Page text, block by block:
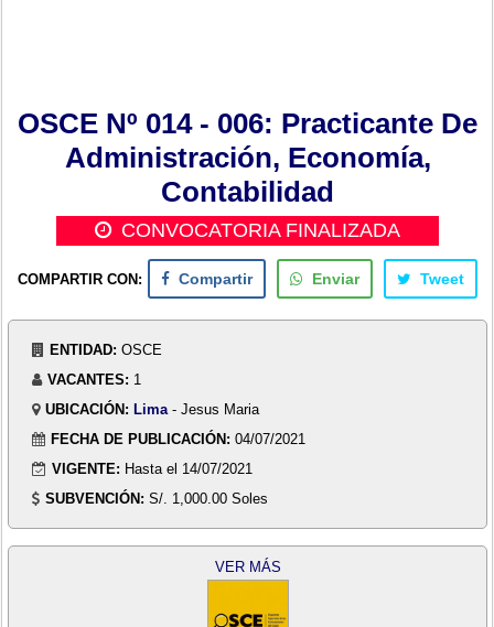
OSCE Nº 014 - 006: Practicante De
Administración, Economía,
Contabilidad
CONVOCATORIA FINALIZADA
COMPARTIR CON: Compartir Enviar Tweet
ENTIDAD: OSCE
VACANTES: 1
UBICACIÓN: Lima - Jesus Maria
FECHA DE PUBLICACIÓN: 04/07/2021
VIGENTE: Hasta el 14/07/2021
SUBVENCIÓN: S/. 1,000.00 Soles
VER MÁS